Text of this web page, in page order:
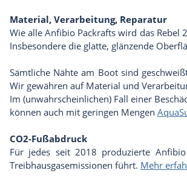
Material, Verarbeitung, Reparatur
Wie alle Anfibio Packrafts wird das Rebel
Insbesondere die glatte, glänzende
Sämtliche Nähte am Boot sind
Wir gewähren auf Material und
Im (unwahrscheinlichen) Fall einer
können auch mit geringen Mengen
CO2-Fußabdruck
Für jedes seit 2018 produzierte
Treibhausgasemissionen führt. Mehr